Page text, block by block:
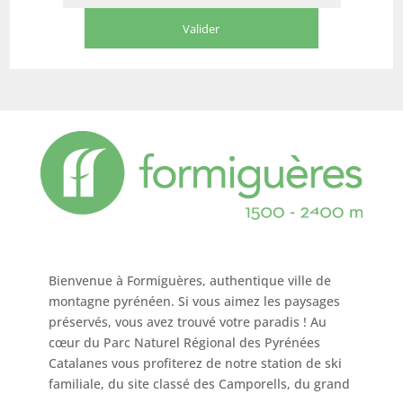
Bienvenue à Formiguères, authentique ville de
montagne pyrénéen. Si vous aimez les paysages
préservés, vous avez trouvé votre paradis ! Au
cœur du Parc Naturel Régional des Pyrénées
Catalanes vous profiterez de notre station de ski
familiale, du site classé des Camporells, du grand